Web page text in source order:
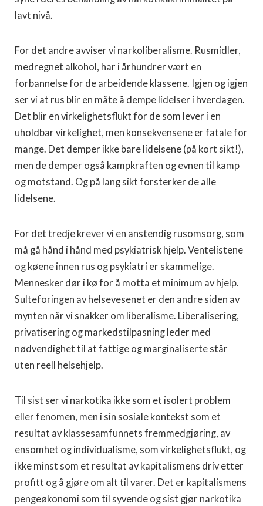
lavt nivå.
For det andre avviser vi narkoliberalisme. Rusmidler,
medregnet alkohol, har i århundrer vært en
forbannelse for de arbeidende klassene. Igjen og igjen
ser vi at rus blir en måte å dempe lidelser i hverdagen.
Det blir en virkelighetsflukt for de som lever i en
uholdbar virkelighet, men konsekvensene er fatale for
mange. Det demper ikke bare lidelsene (på kort sikt!),
men de demper også kampkraften og evnen til kamp
og motstand. Og på lang sikt forsterker de alle
lidelsene.
For det tredje krever vi en anstendig rusomsorg, som
må gå hånd i hånd med psykiatrisk hjelp. Ventelistene
og køene innen rus og psykiatri er skammelige.
Mennesker dør i kø for å motta et minimum av hjelp.
Sulteforingen av helsevesenet er den andre siden av
mynten når vi snakker om liberalisme. Liberalisering,
privatisering og markedstilpasning leder med
nødvendighet til at fattige og marginaliserte står
uten reell helsehjelp.
Til sist ser vi narkotika ikke som et isolert problem
eller fenomen, men i sin sosiale kontekst som et
resultat av klassesamfunnets fremmedgjøring, av
ensomhet og individualisme, som virkelighetsflukt, og
ikke minst som et resultat av kapitalismens driv etter
profitt og å gjøre om alt til varer. Det er kapitalismens
pengeøkonomi som til syvende og sist gjør narkotika